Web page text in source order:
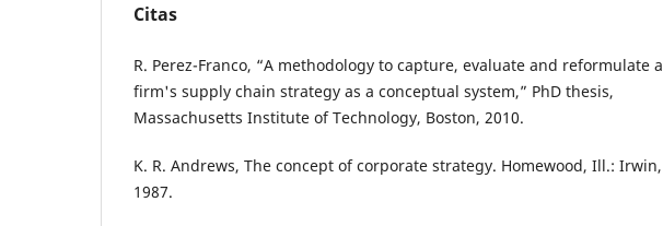
Citas
R. Perez-Franco, “A methodology to capture, evaluate and reformulate a
firm's supply chain strategy as a conceptual system,” PhD thesis,
Massachusetts Institute of Technology, Boston, 2010.
K. R. Andrews, The concept of corporate strategy. Homewood, Ill.: Irwin,
1987.